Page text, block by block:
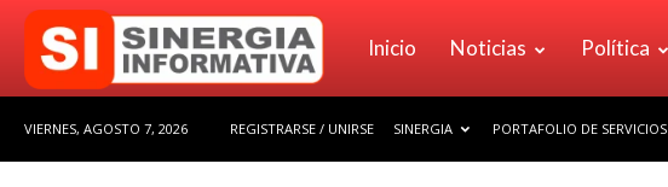
Sinergia
Inicio Noticias Política
VIERNES, AGOSTO 7, 2026 REGISTRARSE / UNIRSE SINERGIA PORTAFOLIO DE SERVICIOS